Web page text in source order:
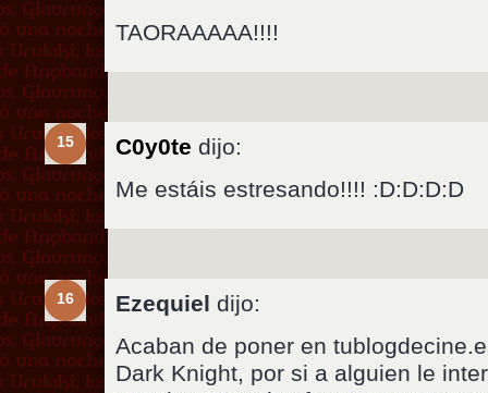
TAORAAAAA!!!!
15 C0y0te dijo:
Me estáis estresando!!!! :D:D:D:D
16 Ezequiel dijo:
Acaban de poner en
Dark Knight, por si a alguien le